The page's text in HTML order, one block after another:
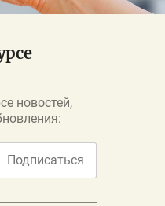
новостей,
Подписаться